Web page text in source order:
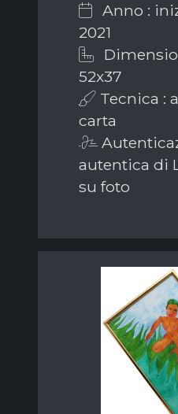
Anno :
2021
52x37
Tecnica :
carta
autentica di
su foto